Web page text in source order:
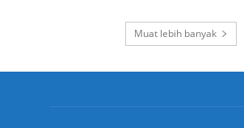
Muat lebih banyak